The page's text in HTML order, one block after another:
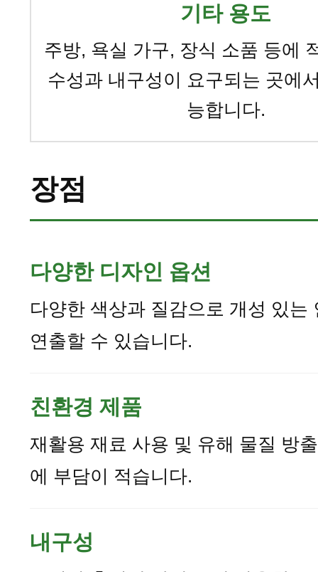
기타 용도
주방, 욕실 가구, 장식 소품 등에
수성과 내구성이 요구되는 곳에
능합니다.
장점
다양한 디자인 옵션
다양한 색상과 질감으로 개성 있는
연출할 수 있습니다.
친환경 제품
재활용 재료 사용 및 유해 물질 방
에 부담이 적습니다.
내구성